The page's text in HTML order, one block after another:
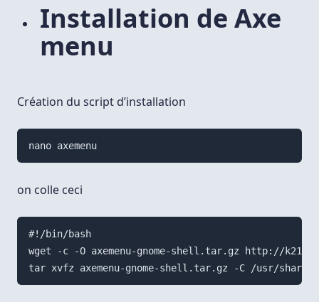
Installation de Axe
menu
Création du script d’installation
nano axemenu
on colle ceci
#!/bin/bash
wget -c -O axemenu-gnome-shell.tar.gz http://